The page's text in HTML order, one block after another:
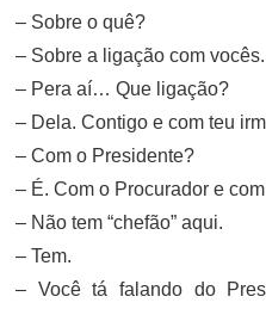
– Sobre o quê?
– Sobre a ligação com vocês.
– Pera aí… Que ligação?
– Dela. Contigo e com teu
– Com o Presidente?
– É. Com o Procurador e
– Não tem “chefão” aqui.
– Tem.
– Você tá falando do